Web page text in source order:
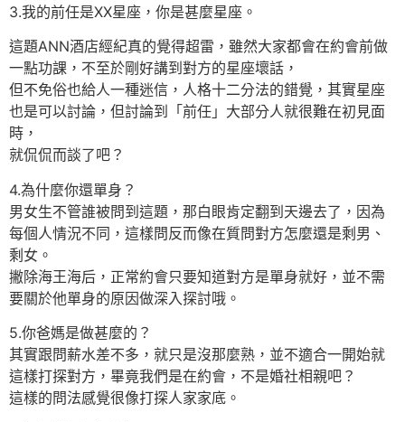
3.我的前任是XX星座，你是甚麼星座。
這題ANN酒店經紀真的覺得超雷，雖然大家都會在約會前做
一點功課，不至於剛好講到對方的星座壞話，
但不免俗也給人一種迷信，人格十二分法的錯覺，其實星座
也是可以討論，但討論到「前任」大部分人就很難在初見面
時，
就侃侃而談了吧？
4.為什麼你還單身？
男女生不管誰被問到這題，那白眼肯定翻到天邊去了，因為
每個人情況不同，這樣問反而像在質問對方怎麼還是剩男、
剩女。
撇除海王海后，正常約會只要知道對方是單身就好，並不需
要關於他單身的原因做深入探討哦。
5.你爸媽是做甚麼的？
其實跟問薪水差不多，就只是沒那麼熟，並不適合一開始就
這樣打探對方，畢竟我們是在約會，不是婚社相親吧？
這樣的問法感覺很像打探人家家底。